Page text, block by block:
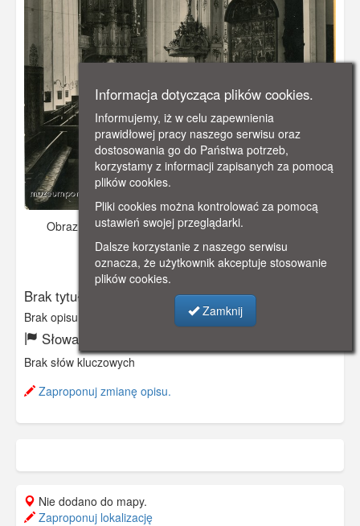
Obraz pochodzi z - data nieznanaDodano: 2026-05-16
Wyświetlono: 189
Brak tytułu
Brak opisu
Słowa kluczowe:
Brak słów kluczowych
Zaproponuj zmianę opisu.
Nie dodano do mapy.
Zaproponuj lokalizację
Informacja dotycząca plików cookies.
Informujemy, iż w celu zapewnienia
prawidłowej pracy naszego serwisu oraz
dostosowania go do Państwa potrzeb,
korzystamy z informacji zapisanych za pomocą
plików cookies.
Pliki cookies można kontrolować za pomocą
ustawień swojej przeglądarki.
Dalsze korzystanie z naszego serwisu
oznacza, że użytkownik akceptuje stosowanie
plików cookies.
Zamknij